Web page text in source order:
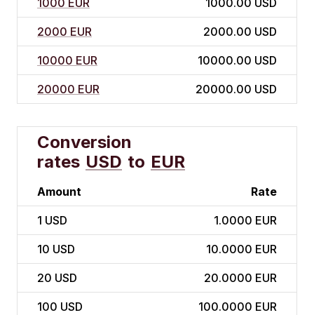
1000 EUR 1000.00 USD
2000 EUR 2000.00 USD
10000 EUR 10000.00 USD
20000 EUR 20000.00 USD
Conversion
rates USD to EUR
Amount Rate
1 USD 1.0000 EUR
10 USD 10.0000 EUR
20 USD 20.0000 EUR
100 USD 100.0000 EUR